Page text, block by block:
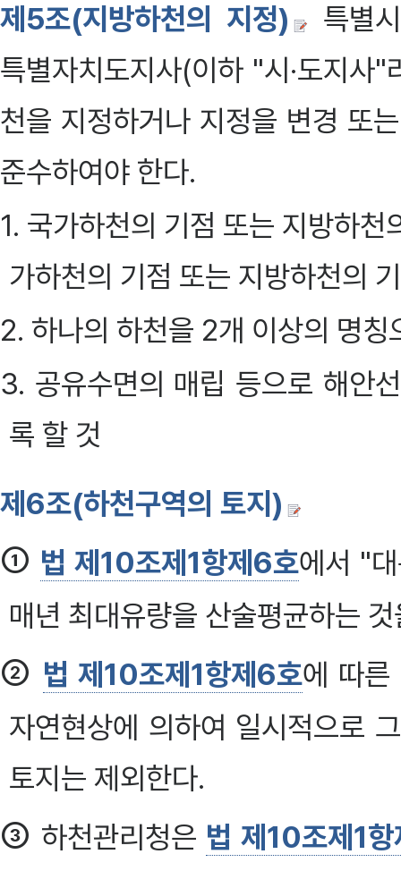
제5조(지방하천의 지정)
특별
특별자치도지사(이하 "시·도지사
천을 지정하거나 지정을 변경 또
준수하여야 한다.
1. 국가하천의 기점 또는 지방하
가하천의 기점 또는 지방하천의
2. 하나의 하천을 2개 이상의 명칭
3. 공유수면의 매립 등으로 해안
록 할 것
제6조(하천구역의 토지)
① 법 제10조제1항제6호에서 "
매년 최대유량을 산술평균하는
② 법 제10조제1항제6호에 따른
자연현상에 의하여 일시적으로
토지는 제외한다.
③ 하천관리청은 법 제10조제1